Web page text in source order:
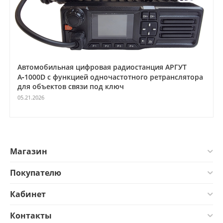
Автомобильная цифровая радиостанция АРГУТ
А‑1000D с функцией одночастотного ретранслятора
для объектов связи под ключ
05.21.2026
Магазин
Покупателю
Кабинет
Контакты